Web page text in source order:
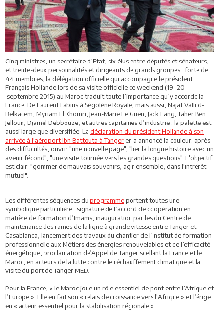
Cinq ministres, un secrétaire d’Etat, six élus entre députés et sénateurs,
et trente-deux personnalités et dirigeants de grands groupes : forte de
44 membres, la délégation officielle qui accompagne le président
François Hollande lors de sa visite officielle ce weekend (19 -20
septembre 2015) au Maroc traduit toute l’importance qu’y accorde la
France. De Laurent Fabius à Ségolène Royale, mais aussi, Najat Vallud-
Belkacem, Myriam El Khomri, Jean-Marie Le Guen, Jack Lang, Taher Ben
Jelloun, Djamel Debbouze, et autres capitaines d’industrie : la palette est
aussi large que diversifiée. La déclaration du président Hollande à son
arrivée à l'aéroport Ibn Battouta à Tanger en a annoncé la couleur: après
des diffucultés, ouvrir "une nouvelle page", "lier la longue histoire avec un
avenir fécond", "une visite tournée vers les grandes questions". L'objectif
est clair: "gommer de mauvais souvenirs, agir ensemble, dans l'intrérêt
mutuel".
Les différentes séquences du programmeportent toutes une
symbolique particulière : signature de l’accord de coopération en
matière de formation d’Imams, inauguration par les du Centre de
maintenance des rames de la ligne à grande vitesse entre Tanger et
Casablanca, lancement des travaux du chantier de l’Institut de formation
professionnelle aux Métiers des énergies renouvelables et de l’efficacité
énergétique, proclamation de’Appel de Tanger scellant la France et le
Maroc, en acteurs de la lutte contre le réchauffement climatique et la
visite du port de Tanger MED.
Pour la France, « le Maroc joue un rôle essentiel de pont entre l’Afrique et
l’Europe ». Elle en fait son « relais de croissance vers l'Afrique » et l’érige
en « acteur essentiel pour la stabilisation régionale ».